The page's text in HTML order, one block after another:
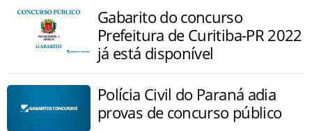
Gabarito do concurso
Prefeitura de Curitiba-PR 2022
já está disponível
Polícia Civil do Paraná adia
provas de concurso público